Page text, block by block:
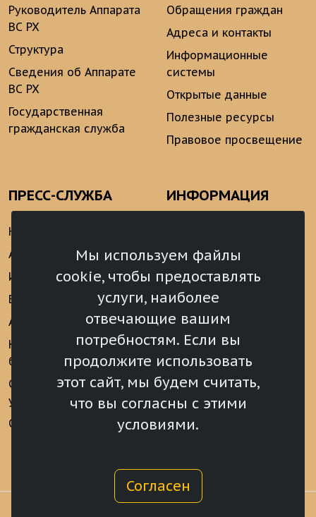
Мы используем файлы
cookie, чтобы предоставлять
услуги, наиболее
отвечающие вашим
потребностям. Если вы
продолжите использовать
этот сайт, мы будем считать,
что вы согласны с этими
условиями.
Согласен
Руководитель Аппарата
ВС РХ
Структура
Сведения об Аппарате
ВС РХ
Государственная
гражданская служба
Обращения граждан
Адреса и контакты
Информационные
системы
Открытые данные
Полезные ресурсы
Правовое просвещение
ПРЕСС-СЛУЖБА
Новости
Анонсы
Интервью
Видеоматериалы
Аккредитация
Конкурс «Хрустальный
барс»
Сведения о СМИ
учрежденных ВС РХ
Опросы и голосования
ИНФОРМАЦИЯ
аналитические
материалы
Реализация Послания
Президента РФ
Федеральному
Собранию РФ
Местное
самоуправление
Финансы
Награды